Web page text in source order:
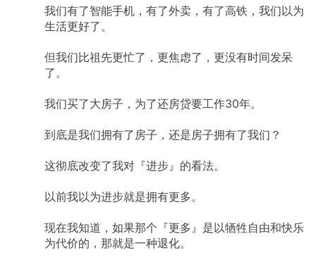
我们有了智能手机，有了外卖，有了高铁，我们以为
生活更好了。
但我们比祖先更忙了，更焦虑了，更没有时间发呆
了。
我们买了大房子，为了还房贷要工作30年。
到底是我们拥有了房子，还是房子拥有了我们？
这彻底改变了我对『进步』的看法。
以前我以为进步就是拥有更多。
现在我知道，如果那个『更多』是以牺牲自由和快乐
为代价的，那就是一种退化。